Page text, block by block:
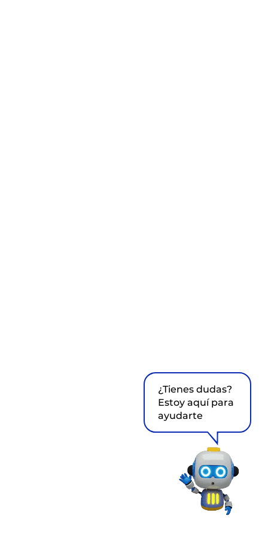
¿Tienes dudas?
Estoy aquí para
ayudarte